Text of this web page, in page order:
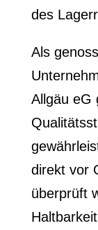
des
Als
Allgäu eG
direkt vor
überprüft